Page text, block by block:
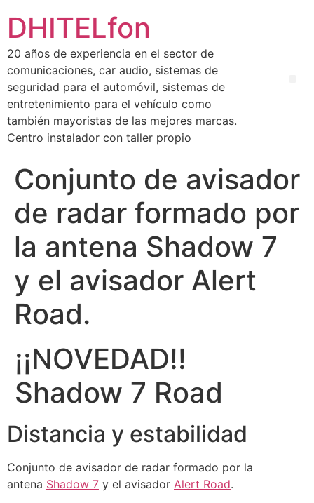
DHITELfon
20 años de experiencia en el sector de
comunicaciones, car audio, sistemas de
seguridad para el automóvil, sistemas de
entretenimiento para el vehículo como
también mayoristas de las mejores marcas.
Centro instalador con taller propio
Conjunto de avisador
de radar formado por
la antena Shadow 7
y el avisador Alert
Road.
¡¡NOVEDAD!!
Shadow 7 Road
Distancia y estabilidad
Conjunto de avisador de radar formado por la
antena Shadow 7 y el avisador Alert Road.